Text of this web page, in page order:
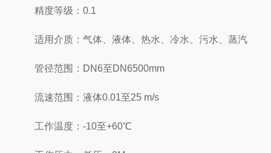
精度等级：0.1
适用介质：气体、液体、热水、冷水、污水、蒸汽
管径范围：DN6至DN6500mm
流速范围：液体0.01至25 m/s
工作温度：-10至+60℃